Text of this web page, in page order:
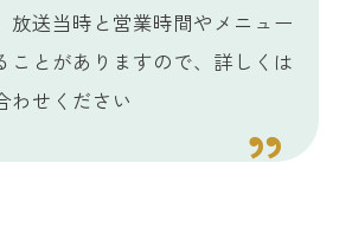
送当時と営業時間やメニュー
ことがありますので、詳しくは
わせください